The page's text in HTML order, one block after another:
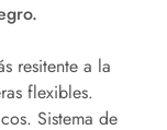
resitente a la
flexibles.
Sistema de